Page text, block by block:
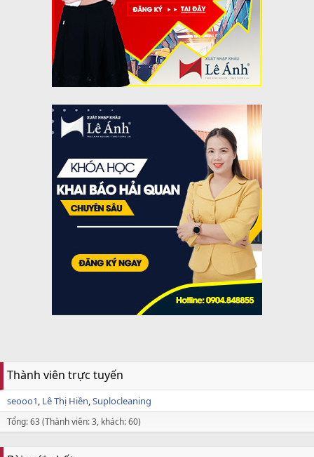
Thành viên trực tuyến
seooo1 Lê Thị Hiền Suplocleaning
Tổng: 63 (Thành viên: 3, khách: 60)